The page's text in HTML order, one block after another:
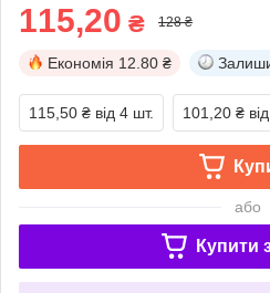
115,20 ₴ 128 ₴
Економія 12.80 ₴
115,50 ₴ від 4 шт. 101,20 ₴
або
Купити